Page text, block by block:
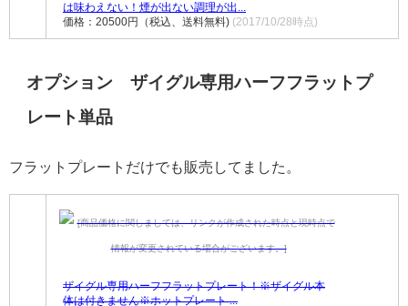
は味わえない！煙が出ない調理が出...
価格：20500円（税込、送料無料) (2017/10/28時点)
オプション ザイグル専用ハーフフラットプ
レート単品
フラットプレートだけでも販売してました。
ザイグル専用ハーフフラットプレート！※ザイグル本
体は付きません※ホットプレート ...